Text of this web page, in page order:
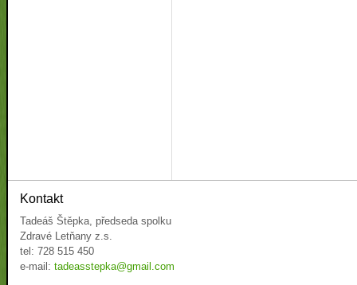
Kontakt
Tadeáš Štěpka, předseda spolku
Zdravé Letňany z.s.
tel: 728 515 450
e-mail: tadeasstepka@gmail.com